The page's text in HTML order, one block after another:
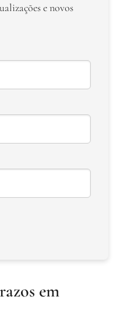
e novos
em